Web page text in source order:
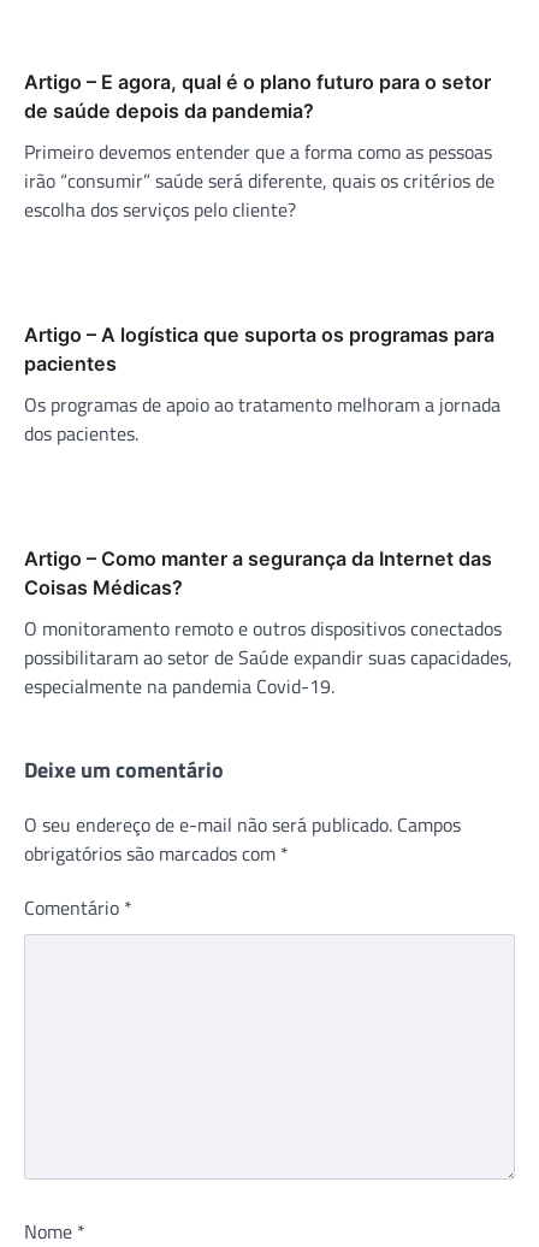
Artigo – E agora, qual é o plano futuro para o setor
de saúde depois da pandemia?
Primeiro devemos entender que a forma como as pessoas
irão “consumir” saúde será diferente, quais os critérios de
escolha dos serviços pelo cliente?
Artigo – A logística que suporta os programas para
pacientes
Os programas de apoio ao tratamento melhoram a jornada
dos pacientes.
Artigo – Como manter a segurança da Internet das
Coisas Médicas?
O monitoramento remoto e outros dispositivos conectados
possibilitaram ao setor de Saúde expandir suas capacidades,
especialmente na pandemia Covid-19.
Deixe um comentário
O seu endereço de e-mail não será publicado. Campos
obrigatórios são marcados com *
Comentário *
Nome *